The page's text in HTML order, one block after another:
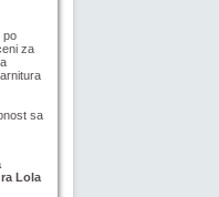
po
za
sa
Lola